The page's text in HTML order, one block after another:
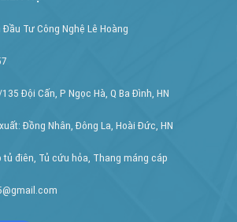
Đầu Tư Công Nghệ Lê Hoàng
Đội Cấn, P Ngọc Hà, Q Ba Đình, HN
Đồng Nhân, Đông La, Hoài Đức, HN
tủ điên, Tủ cứu hỏa, Thang máng cáp